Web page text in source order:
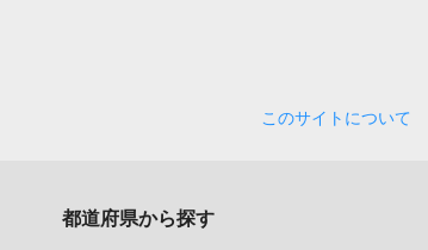
このサイトについて
都道府県から探す